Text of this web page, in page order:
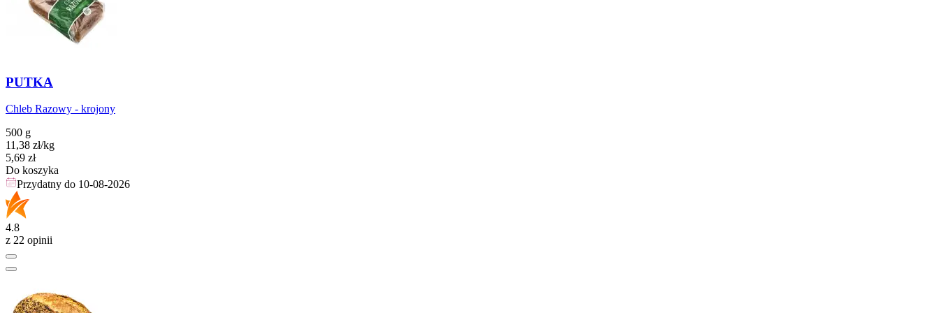
PUTKA
Chleb Razowy - krojony
500 g
11,38 zł/kg
Cena
5,69 zł
Do koszyka
Przydatny do 10-08-2026
4.8
z 22 opinii